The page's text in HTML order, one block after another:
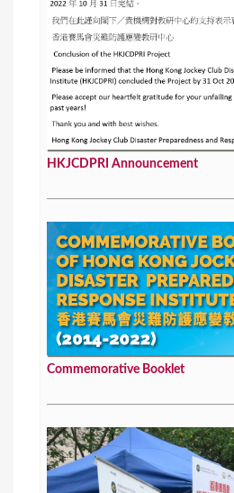
HKJCDPRI Announcement
Commemorative Booklet